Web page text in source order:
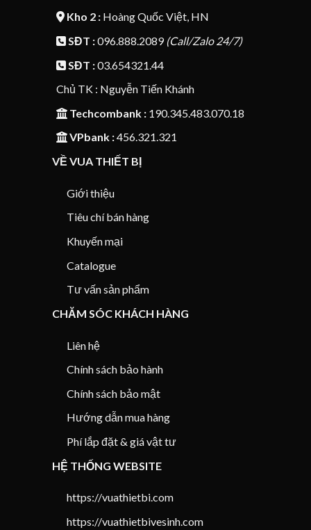
Kho 2 :Hoàng Quốc Việt, HN
SĐT :096.888.2089 (Call/Zalo 24/7)
SĐT :03.654321.44
Chủ TK : Nguyễn Tiến Khánh
Techcombank :190.345.483.070.18
VPbank :456.321.321
VỀ VUA THIẾT BỊ
Giới thiệu
Tiêu chí bán hàng
Khuyến mại
Catalogue
Tư vấn sản phẩm
CHĂM SÓC KHÁCH HÀNG
Liên hệ
Chính sách bảo hành
Chính sách bảo mật
Hướng dẫn mua hàng
Phí lắp đặt & giá vật tư
HỆ THỐNG WEBSITE
https://vuathietbi.com
https://vuathietbivesinh.com